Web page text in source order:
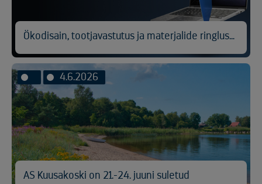
Ökodisain, tootjavastutus ja materjalide ringlussevõtt
4.6.2026
AS Kuusakoski on 21.-24. juuni suletud